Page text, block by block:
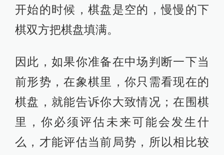
开始的时候，棋盘是空的，慢慢的下
棋双方把棋盘填满。
因此，如果你准备在中场判断一下当
前形势，在象棋里，你只需看现在的
棋盘，就能告诉你大致情况；在围棋
里，你必须评估未来可能会发生什
么，才能评估当前局势，所以相比较